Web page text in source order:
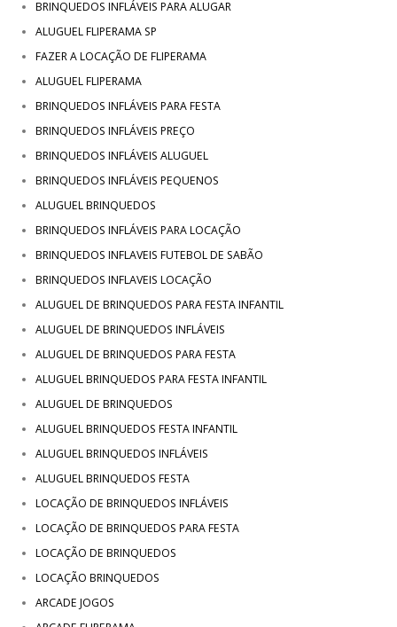
BRINQUEDOS INFLÁVEIS PARA ALUGAR
ALUGUEL FLIPERAMA SP
FAZER A LOCAÇÃO DE FLIPERAMA
ALUGUEL FLIPERAMA
BRINQUEDOS INFLÁVEIS PARA FESTA
BRINQUEDOS INFLÁVEIS PREÇO
BRINQUEDOS INFLÁVEIS ALUGUEL
BRINQUEDOS INFLÁVEIS PEQUENOS
ALUGUEL BRINQUEDOS
BRINQUEDOS INFLÁVEIS PARA LOCAÇÃO
BRINQUEDOS INFLAVEIS FUTEBOL DE SABÃO
BRINQUEDOS INFLAVEIS LOCAÇÃO
ALUGUEL DE BRINQUEDOS PARA FESTA INFANTIL
ALUGUEL DE BRINQUEDOS INFLÁVEIS
ALUGUEL DE BRINQUEDOS PARA FESTA
ALUGUEL BRINQUEDOS PARA FESTA INFANTIL
ALUGUEL DE BRINQUEDOS
ALUGUEL BRINQUEDOS FESTA INFANTIL
ALUGUEL BRINQUEDOS INFLÁVEIS
ALUGUEL BRINQUEDOS FESTA
LOCAÇÃO DE BRINQUEDOS INFLÁVEIS
LOCAÇÃO DE BRINQUEDOS PARA FESTA
LOCAÇÃO DE BRINQUEDOS
LOCAÇÃO BRINQUEDOS
ARCADE JOGOS